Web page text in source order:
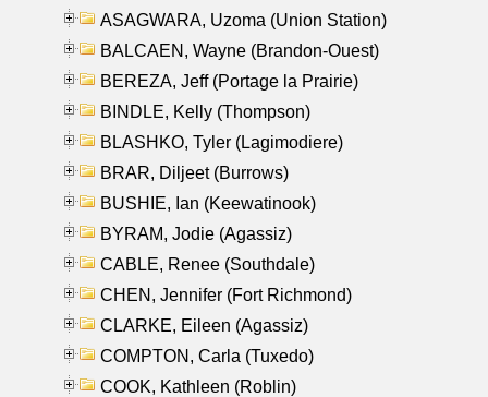
ASAGWARA, Uzoma (Union Station)
BALCAEN, Wayne (Brandon-Ouest)
BEREZA, Jeff (Portage la Prairie)
BINDLE, Kelly (Thompson)
BLASHKO, Tyler (Lagimodiere)
BRAR, Diljeet (Burrows)
BUSHIE, Ian (Keewatinook)
BYRAM, Jodie (Agassiz)
CABLE, Renee (Southdale)
CHEN, Jennifer (Fort Richmond)
CLARKE, Eileen (Agassiz)
COMPTON, Carla (Tuxedo)
COOK, Kathleen (Roblin)